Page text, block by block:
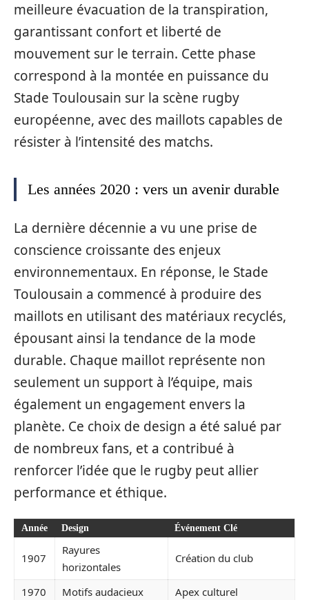
meilleure évacuation de la transpiration,
garantissant confort et liberté de
mouvement sur le terrain. Cette phase
correspond à la montée en puissance du
Stade Toulousain sur la scène rugby
européenne, avec des maillots capables de
résister à l’intensité des matchs.
Les années 2020 : vers un avenir durable
La dernière décennie a vu une prise de
conscience croissante des enjeux
environnementaux. En réponse, le Stade
Toulousain a commencé à produire des
maillots en utilisant des matériaux recyclés,
épousant ainsi la tendance de la mode
durable. Chaque maillot représente non
seulement un support à l’équipe, mais
également un engagement envers la
planète. Ce choix de design a été salué par
de nombreux fans, et a contribué à
renforcer l’idée que le rugby peut allier
performance et éthique.
Année Design Événement Clé
1907
Rayures
horizontales
Création du club
1970 Motifs audacieux Apex culturel